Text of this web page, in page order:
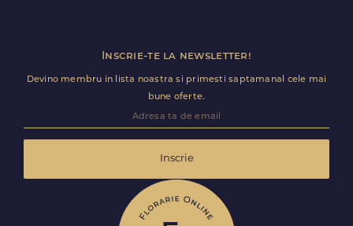
Inscrie-te la newsletter!
Devino membru in lista noastra si primesti saptamanal cele mai
bune oferte.
Inscrie